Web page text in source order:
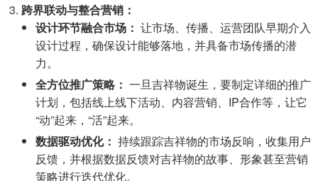
跨界联动与整合营销：
设计环节融合市场： 让市场、传播、运营团队早期介入
设计过程，确保设计能够落地，并具备市场传播的潜
力。
全方位推广策略： 一旦吉祥物诞生，要制定详细的推广
计划，包括线上线下活动、内容营销、IP合作等，让它
“动”起来，“活”起来。
数据驱动优化： 持续跟踪吉祥物的市场反响，收集用户
反馈，并根据数据反馈对吉祥物的故事、形象甚至营销
策略进行迭代优化。